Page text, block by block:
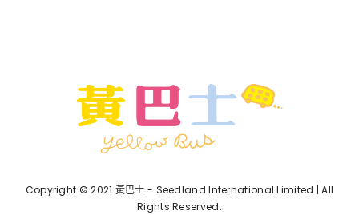
Copyright © 2021 黃巴士 - Seedland International Limited | All
Rights Reserved.